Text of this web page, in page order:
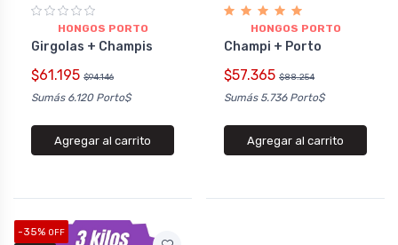
HONGOS PORTO
Girgolas + Champis
$61.195 $94.146
Sumás 6.120 Porto$
Agregar al carrito
HONGOS PORTO
Champi + Porto
$57.365 $88.254
Sumás 5.736 Porto$
Agregar al carrito
-35% OFF